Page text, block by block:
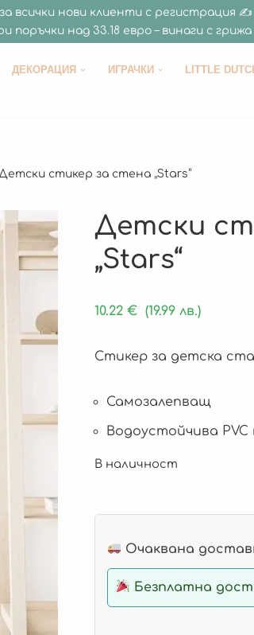
всички нови клиенти с регистрация ✍
поръчки над 33.18 евро – винаги с грижа
ДЕКОРАЦИЯ ИГРАЧКИ LITTLE
Детски стикер за стена „Stars“
Детски
„Stars“
10.22 € (19.99 лв.)
Стикер за детска
Самозалепващ
Водоустойчива
В наличност
Очаквана
Безплатна